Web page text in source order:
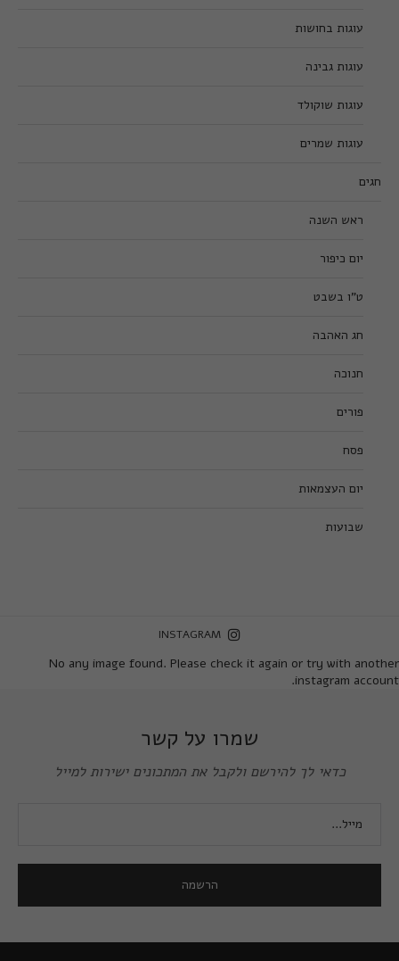
עוגות בחושות
עוגות גבינה
עוגות שוקולד
עוגות שמרים
חגים
ראש השנה
יום כיפור
ט”ו בשבט
חג האהבה
חנוכה
פורים
פסח
יום העצמאות
שבועות
INSTAGRAM
No any image found. Please check it again or try with another
instagram account.
שמרו על קשר
כדאי לך להירשם ולקבל את המתכונים ישירות למייל